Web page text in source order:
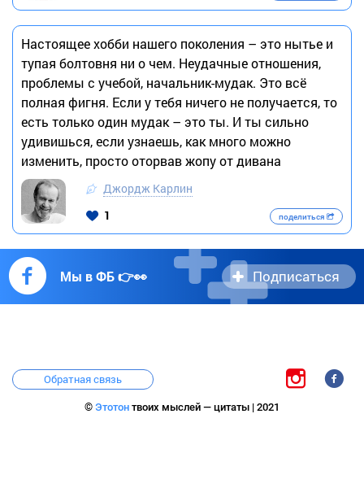
Настоящее хобби нашего поколения – это нытье и
тупая болтовня ни о чем. Неудачные отношения,
проблемы с учебой, начальник-мудак. Это всё
полная фигня. Если у тебя ничего не получается, то
есть только один мудак – это ты. И ты сильно
удивишься, если узнаешь, как много можно
изменить, просто оторвав жопу от дивана
Джордж Карлин
1
поделиться
Мы в ФБ 👉👀 Подписаться
Обратная связь
© Этотон твоих мыслей — цитаты | 2021